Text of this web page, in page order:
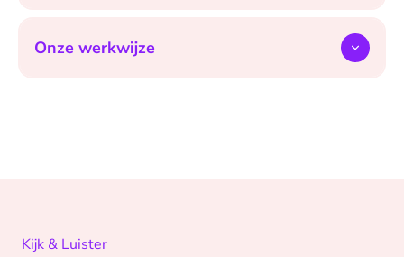
Onze werkwijze
Kijk & Luister